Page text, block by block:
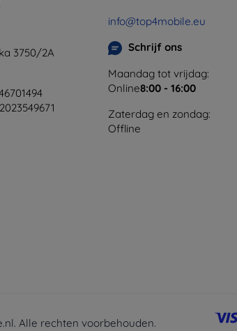
3750/2A
info@top4mobile.eu
Schrijf ons
Maandag tot vrijdag:
Online8:00 - 16:00
Zaterdag en zondag:
Offline
Alle rechten voorbehouden.